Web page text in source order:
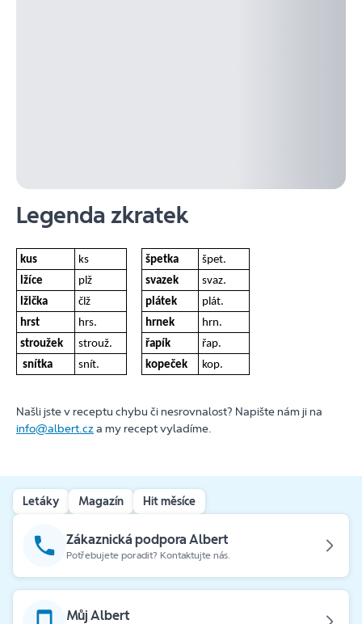
Legenda zkratek
kus ks špetka
špet.
lžíce
plž svazek
svaz.
lžička
člž plátek
plát.
hrst
hrs. hrnek
hrn.
stroužek
strouž. řapík
řap.
snítka
snít. kopeček kop.
Našli jste v receptu chybu či nesrovnalost? Napište nám ji na
info@albert.cza my recept vyladíme.
Letáky Magazín Hit měsíce
Zákaznická podpora Albert
Potřebujete poradit? Kontaktujte nás.
Můj Albert